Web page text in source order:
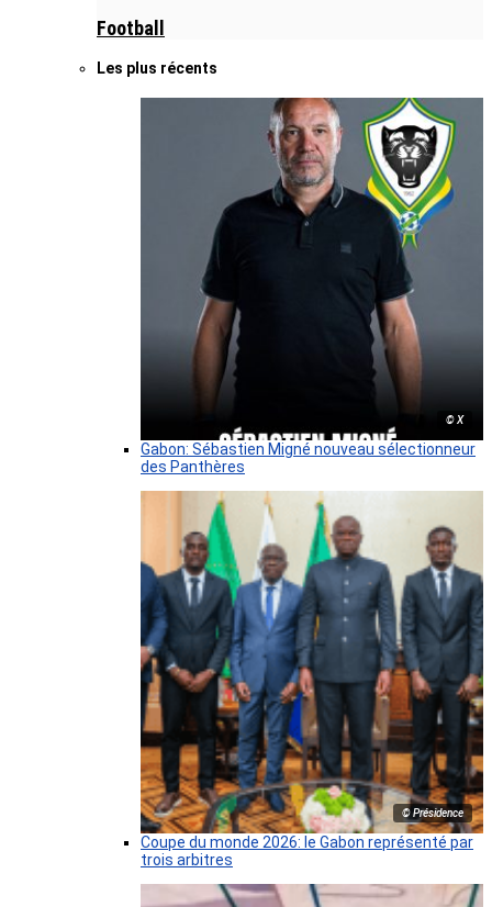
Football
Les plus récents
© X
Gabon: Sébastien Migné nouveau sélectionneur
des Panthères
© Présidence
Coupe du monde 2026: le Gabon représenté par
trois arbitres